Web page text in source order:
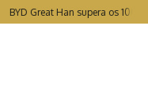
BYD Great Han supera os